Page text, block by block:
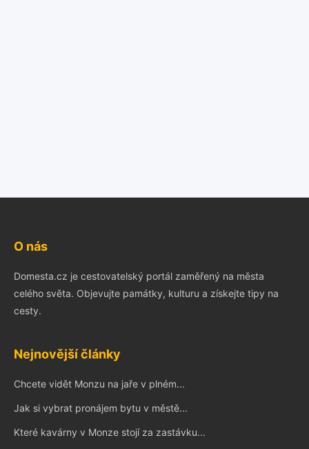
O nás
Domesta.cz je cestovatelský portál zaměřený na města
celého světa. Objevujte památky, kulturu a získejte tipy na
cesty.
Nejnovější články
Chcete vidět Monzu na jaře v plném...
Jak si vybrat pronájem bytu v městě...
Které kavárny v Monze stojí za zastávku...